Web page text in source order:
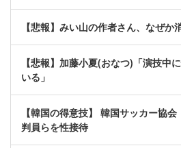
【悲報】みい山の作者さん、なぜか
【悲報】加藤小夏(おなつ)「演技中
いる」
【韓国の得意技】 韓国サッカー協
判員らを性接待